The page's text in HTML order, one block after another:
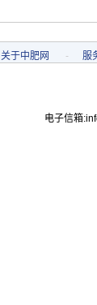
关于中肥网 - 服
电子信箱